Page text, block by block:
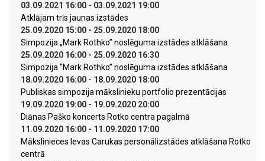
03.09.2021 16:00 - 03.09.2021 19:00
Atklājam trīs jaunas izstādes
25.09.2020 15:00 - 25.09.2020 18:00
Simpozija „Mark Rothko” noslēguma izstādes atklāšana
25.09.2020 16:00 - 25.09.2020 16:30
Simpozija “Mark Rothko” noslēguma izstādes atklāšana
18.09.2020 16:00 - 18.09.2020 18:00
Publiskas simpozija mākslinieku portfolio prezentācijas
19.09.2020 19:00 - 19.09.2020 20:00
Diānas Paško koncerts Rotko centra pagalmā
11.09.2020 16:00 - 11.09.2020 17:00
Mākslinieces Ievas Carukas personālizstādes atklāšana Rotko
centrā